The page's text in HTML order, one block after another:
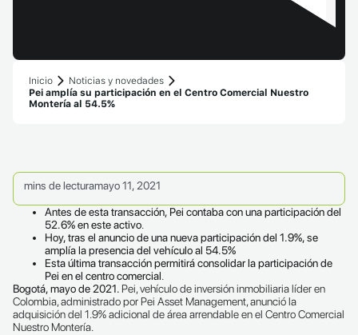
Inicio
Noticias y novedades
Pei amplía su participación en el Centro Comercial Nuestro
Montería al 54.5%
mins de lecturamayo 11, 2021
Antes de esta transacción, Pei contaba con una participación del
52.6% en este activo.
Hoy, tras el anuncio de una nueva participación del 1.9%, se
amplía la presencia del vehículo al 54.5%
Esta última transacción permitirá consolidar la participación de
Pei en el centro comercial.
Bogotá, mayo de 2021. Pei, vehículo de inversión inmobiliaria líder en
Colombia, administrado por Pei Asset Management, anunció la
adquisición del 1.9% adicional de área arrendable en el Centro Comercial
Nuestro Montería.